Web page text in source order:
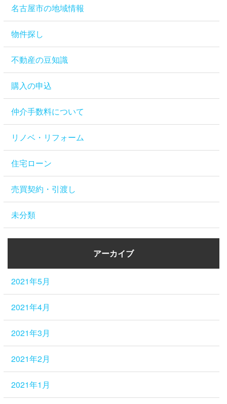
名古屋市の地域情報
物件探し
不動産の豆知識
購入の申込
仲介手数料について
リノベ・リフォーム
住宅ローン
売買契約・引渡し
未分類
アーカイブ
2021年5月
2021年4月
2021年3月
2021年2月
2021年1月